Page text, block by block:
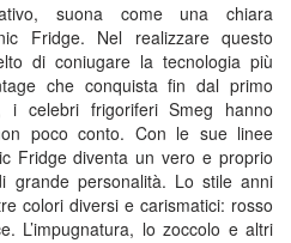
suona come una chiara
Fridge. Nel realizzare questo
di coniugare la tecnologia più
che conquista fin dal primo
i celebri frigoriferi Smeg hanno
poco conto. Con le sue linee
Fridge diventa un vero e proprio
grande personalità. Lo stile anni
colori diversi e carismatici: rosso
L’impugnatura, lo zoccolo e altri